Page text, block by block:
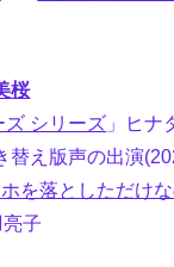
桜
ズ シリーズ 」ヒナ
替え版声の出演
を落としただけ
子